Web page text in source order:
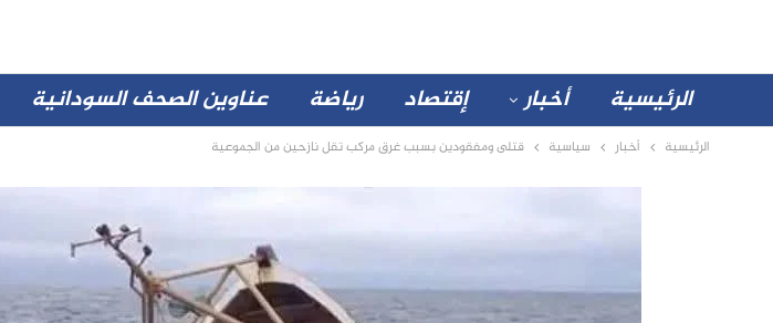
الرئيسية أخبار إقتصاد رياضة عناوين الصحف السودانية
الرئيسية أخبار سياسية قتلى ومفقودين بسبب غرق مركب تقل نازحين من الجموعية